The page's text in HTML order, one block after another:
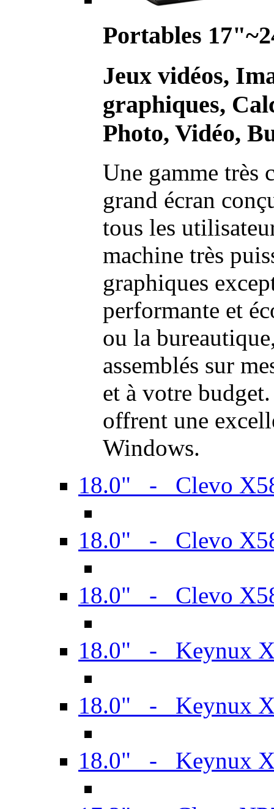
Portables
Jeux vidéos,
graphiques,
Photo, Vidéo,
Une gamme très
grand écran
tous les
machine très
graphiques
performante et
ou la
assemblés sur
et à votre
offrent une
Windows.
18.0" - Clevo
18.0" - Clevo
18.0" - Clevo
18.0" - Keynux
18.0" - Keynux
18.0" - Keynux